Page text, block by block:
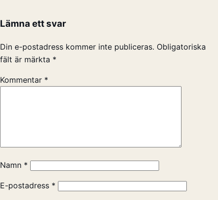
Lämna ett svar
Din e-postadress kommer inte publiceras. Obligatoriska
fält är märkta *
Kommentar *
Namn *
E-postadress *